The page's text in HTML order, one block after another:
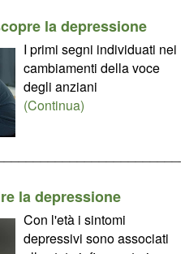
la depressione
I primi segni individuati nei
cambiamenti della voce
degli anziani
(Continua)
la depressione
Con l'età i sintomi
depressivi sono associati